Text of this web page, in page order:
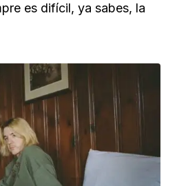
es difícil, ya sabes, la